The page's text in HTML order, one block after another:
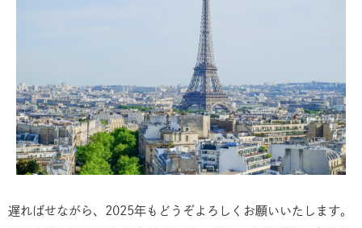
遅ればせながら、2025年もどうぞよろしくお願いいたします。